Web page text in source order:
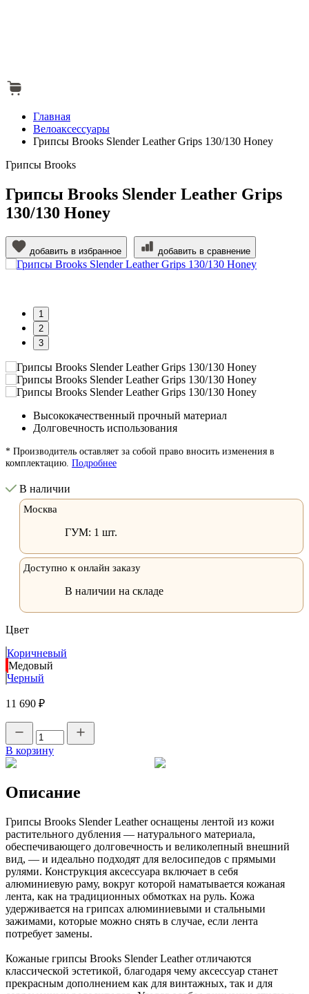
Главная
Велоаксессуары
Грипсы Brooks Slender Leather Grips 130/130 Honey
Грипсы Brooks
Грипсы Brooks Slender Leather Grips
130/130 Honey
добавить в избранное добавить в сравнение
1
2
3
Высококачественный прочный материал
Долговечность использования
* Производитель оставляет за собой право вносить изменения в
комплектацию. Подробнее
В наличии
Москва
ГУМ: 1 шт.
Доступно к онлайн заказу
В наличии на складе
Цвет
Коричневый
Медовый
Черный
11 690 ₽
В корзину
Описание
Грипсы Brooks Slender Leather оснащены лентой из кожи
растительного дубления — натурального материала,
обеспечивающего долговечность и великолепный внешний
вид, — и идеально подходят для велосипедов с прямыми
рулями. Конструкция аксессуара включает в себя
алюминиевую раму, вокруг которой наматывается кожаная
лента, как на традиционных обмотках на руль. Кожа
удерживается на грипсах алюминиевыми и стальными
зажимами, которые можно снять в случае, если лента
потребует замены.
Кожаные грипсы Brooks Slender Leather отличаются
классической эстетикой, благодаря чему аксессуар станет
прекрасным дополнением как для винтажных, так и для